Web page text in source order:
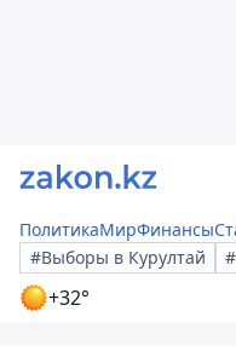
ПолитикаМирФинансы
#Выборы в Курултай
+32°